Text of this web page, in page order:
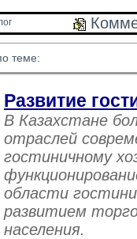
теме:
Развитие
В Казахстане
отраслей
гостиничному
области
развитием
населения.